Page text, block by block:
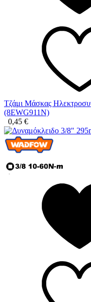
Τζάμι Μάσκας
(8EWG911N)
0,45 €